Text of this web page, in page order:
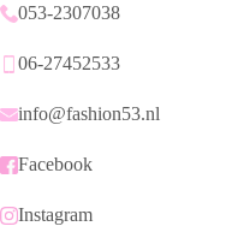
053-2307038
06-27452533
info@fashion53.nl
Facebook
Instagram